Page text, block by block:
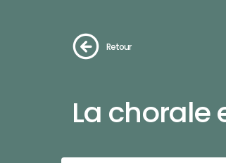
Retour
La chorale